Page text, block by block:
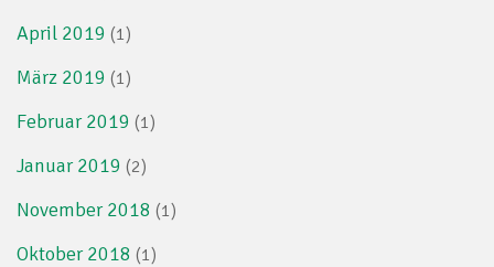
April 2019 (1)
März 2019 (1)
Februar 2019 (1)
Januar 2019 (2)
November 2018 (1)
Oktober 2018 (1)